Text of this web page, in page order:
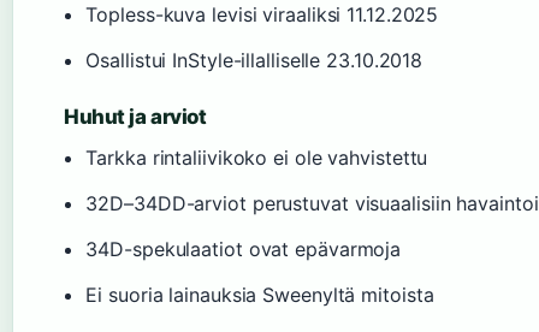
Topless-kuva levisi viraaliksi 11.12.2025
Osallistui InStyle-illalliselle 23.10.2018
Huhut ja arviot
Tarkka rintaliivikoko ei ole vahvistettu
32D–34DD-arviot perustuvat visuaalisiin
34D-spekulaatiot ovat epävarmoja
Ei suoria lainauksia Sweenyltä mitoista